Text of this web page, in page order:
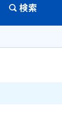
検索